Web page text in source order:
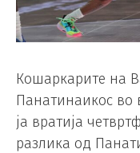
Кошаркарите на
Панатинаикос во
ја вратија
разлика од